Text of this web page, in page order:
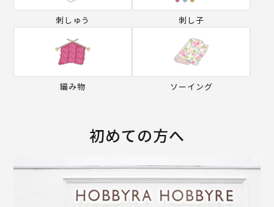
刺しゅう 刺し子
編み物 ソーイング
初めての方へ